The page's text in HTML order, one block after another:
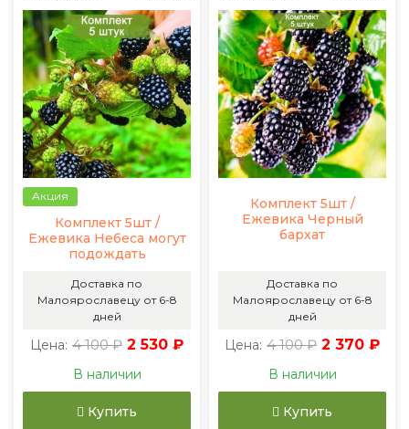
Акция
Комплект 5шт /
Ежевика Небеса могут
подождать
Доставка по
Малоярославецу от 6-8
дней
Цена: 4 100 ₽ 2 530 ₽
В наличии
Купить
Комплект 5шт /
Ежевика Черный
бархат
Доставка по
Малоярославецу от 6-8
дней
Цена: 4 100 ₽ 2 370 ₽
В наличии
Купить